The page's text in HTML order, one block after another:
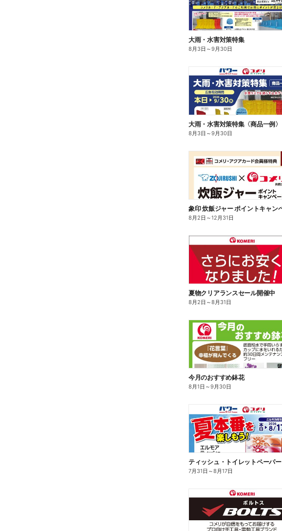
大雨・水害対策特集
8月3日 ～9月30日
大雨・水害対策特集〈商品一例〉
8月3日 ～9月30日
8月2日 ～12月31日
夏物クリアランスセール開催中
8月2日 ～8月31日
今月のおすすめ鉢花
8月1日 ～9月30日
ティッシュ・トイレットペーパー
7月31日 ～8月17日